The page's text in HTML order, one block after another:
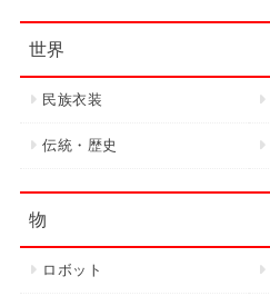
世界
民族衣装
伝統・歴史
物
ロボット